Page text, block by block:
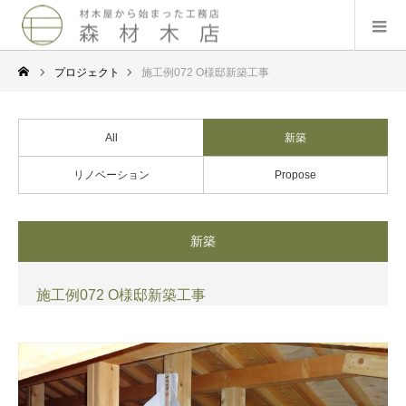
プロジェクト 施工例072 O様邸新築工事
All 新築
リノベーション Propose
新築
施工例072 O様邸新築工事